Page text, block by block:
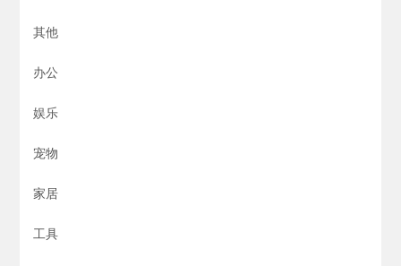
其他
办公
娱乐
宠物
家居
工具